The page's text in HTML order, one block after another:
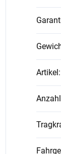
Artikel :